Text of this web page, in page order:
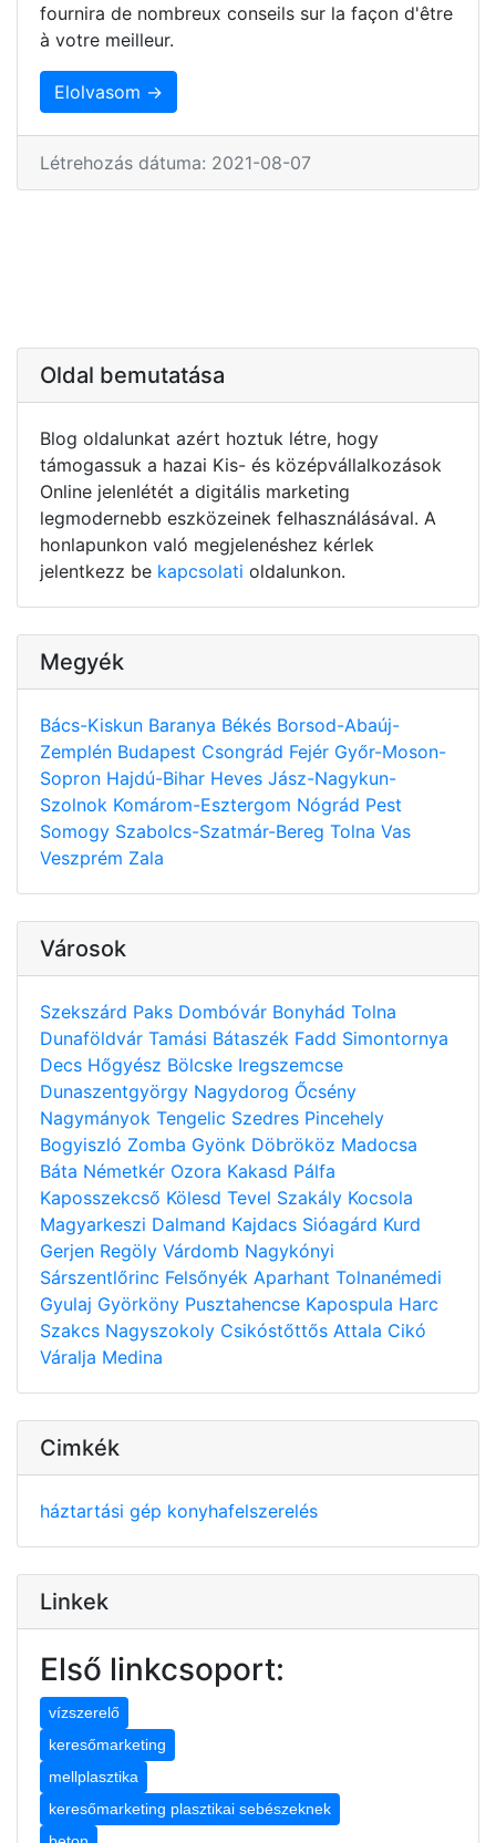
fournira de nombreux conseils sur la façon d'être
à votre meilleur.
Elolvasom →
Létrehozás dátuma: 2021-08-07
Oldal bemutatása
Blog oldalunkat azért hoztuk létre, hogy
támogassuk a hazai Kis- és középvállalkozások
Online jelenlétét a digitális marketing
legmodernebb eszközeinek felhasználásával. A
honlapunkon való megjelenéshez kérlek
jelentkezz be kapcsolati oldalunkon.
Megyék
Bács-Kiskun Baranya Békés Borsod-Abaúj-
Zemplén Budapest Csongrád Fejér Győr-Moson-
Sopron Hajdú-Bihar Heves Jász-Nagykun-
Szolnok Komárom-Esztergom Nógrád Pest
Somogy Szabolcs-Szatmár-Bereg Tolna Vas
Veszprém Zala
Városok
Szekszárd Paks Dombóvár Bonyhád Tolna
Dunaföldvár Tamási Bátaszék Fadd Simontornya
Decs Hőgyész Bölcske Iregszemcse
Dunaszentgyörgy Nagydorog Őcsény
Nagymányok Tengelic Szedres Pincehely
Bogyiszló Zomba Gyönk Döbrököz Madocsa
Báta Németkér Ozora Kakasd Pálfa
Kaposszekcső Kölesd Tevel Szakály Kocsola
Magyarkeszi Dalmand Kajdacs Sióagárd Kurd
Gerjen Regöly Várdomb Nagykónyi
Sárszentlőrinc Felsőnyék Aparhant Tolnanémedi
Gyulaj Györköny Pusztahencse Kapospula Harc
Szakcs Nagyszokoly Csikóstőttős Attala Cikó
Váralja Medina
Cimkék
háztartási gép konyhafelszerelés
Linkek
Első linkcsoport:
vízszerelő
keresőmarketing
mellplasztika
keresőmarketing plasztikai sebészeknek